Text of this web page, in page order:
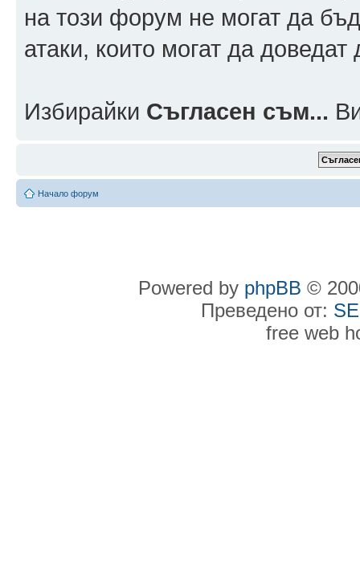
на този форум не могат да
атаки, които могат да
Избирайки Съгласен съм...
Начало форум
Powered by phpBB ©
Преведено от:
free web